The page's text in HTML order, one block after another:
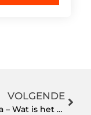
VOLGENDE
Propenda – Wat is het JKP?